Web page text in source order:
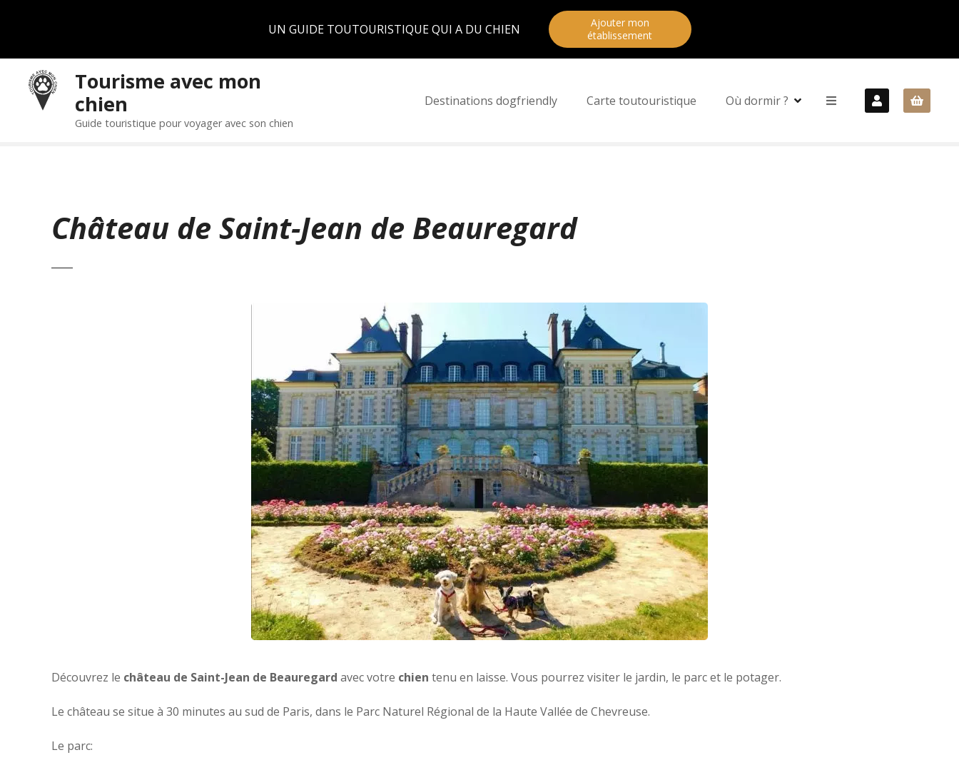
UN GUIDE TOUTOURISTIQUE QUI A DU CHIEN
Ajouter mon
établissement
Tourisme avec mon
chien
Guide touristique pour voyager avec son chien
Destinations dogfriendly Carte toutouristique Où dormir ?
Château de Saint-Jean de Beauregard
Découvrez le château de Saint-Jean de Beauregard avec votre chien tenu en laisse. Vous pourrez visiter le jardin, le parc et le potager.
Le château se situe à 30 minutes au sud de Paris, dans le Parc Naturel Régional de la Haute Vallée de Chevreuse.
Le parc: